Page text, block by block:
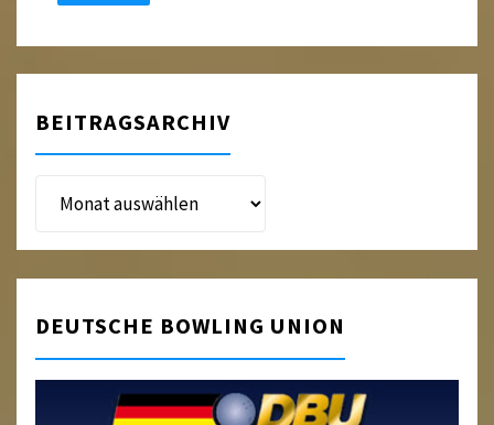
BEITRAGSARCHIV
Beitragsarchiv
DEUTSCHE BOWLING UNION